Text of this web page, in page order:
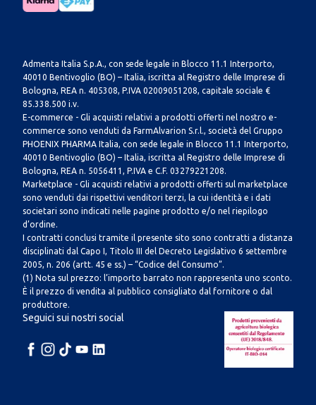
Admenta Italia S.p.A., con sede legale in Blocco 11.1 Interporto,
40010 Bentivoglio (BO) – Italia, iscritta al Registro delle Imprese di
Bologna, REA n. 405308, P.IVA 02009051208, capitale sociale €
85.338.500 i.v.
E-commerce - Gli acquisti relativi a prodotti offerti nel nostro e-
commerce sono venduti da FarmAlvarion S.r.l., società del Gruppo
PHOENIX PHARMA Italia, con sede legale in Blocco 11.1 Interporto,
40010 Bentivoglio (BO) – Italia, iscritta al Registro delle Imprese di
Bologna, REA n. 5056411, P.IVA e C.F. 03279221208.
Marketplace - Gli acquisti relativi a prodotti offerti sul marketplace
sono venduti dai rispettivi venditori terzi, la cui identità e i dati
societari sono indicati nelle pagine prodotto e/o nel riepilogo
d’ordine.
I contratti conclusi tramite il presente sito sono contratti a distanza
disciplinati dal Capo I, Titolo III del Decreto Legislativo 6 settembre
2005, n. 206 (artt. 45 e ss.) – “Codice del Consumo”.
(1) Nota sul prezzo: l’importo barrato non rappresenta uno sconto.
È il prezzo di vendita al pubblico consigliato dal fornitore o dal
produttore.
Seguici sui nostri social